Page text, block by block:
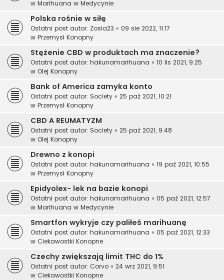
w Marihuana w Medycynie
Polska rośnie w siłę
Ostatni post autor: Zosia23 « 09 sie 2022, 11:17
w Przemysł Konopny
Stężenie CBD w produktach ma znaczenie?
Ostatni post autor: hakunamarihuana « 10 lis 2021, 9:25
w Olej Konopny
Bank of America zamyka konto
Ostatni post autor: Society « 25 paź 2021, 10:21
w Przemysł Konopny
CBD A REUMATYZM
Ostatni post autor: Society « 25 paź 2021, 9:48
w Olej Konopny
Drewno z konopi
Ostatni post autor: hakunamarihuana « 19 paź 2021, 10:55
w Przemysł Konopny
Epidyolex- lek na bazie konopi
Ostatni post autor: hakunamarihuana « 05 paź 2021, 12:57
w Marihuana w Medycynie
Smartfon wykryje czy paliłeś marihuanę
Ostatni post autor: hakunamarihuana « 05 paź 2021, 12:33
w Ciekawostki Konopne
Czechy zwiększają limit THC do 1%
Ostatni post autor: Corvo « 24 wrz 2021, 9:51
w Ciekawostki Konopne